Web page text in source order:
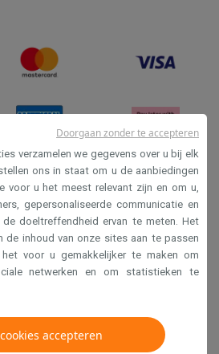
Privacy
Disclaimer
Cookies
44 - Industriezone 4 "T Sas",
Humbeek, België
verzamelen we gegevens over u bij elk
ons in staat om u de aanbiedingen
voor u het meest relevant zijn en om u,
gepersonaliseerde communicatie en
doeltreffendheid ervan te meten. Het
inhoud van onze sites aan te passen
voor u gemakkelijker te maken om
netwerken en om statistieken te
accepteren
Doorgaan zonder te accepteren